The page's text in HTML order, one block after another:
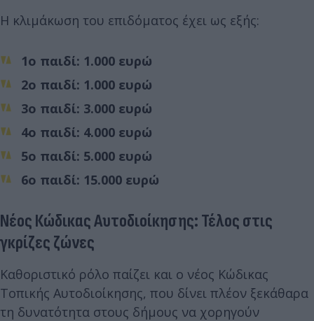
Η κλιμάκωση του επιδόματος έχει ως εξής:
1ο παιδί: 1.000 ευρώ
2ο παιδί: 1.000 ευρώ
3ο παιδί: 3.000 ευρώ
4ο παιδί: 4.000 ευρώ
5ο παιδί: 5.000 ευρώ
6ο παιδί: 15.000 ευρώ
Νέος Κώδικας Αυτοδιοίκησης: Τέλος στις
γκρίζες ζώνες
Καθοριστικό ρόλο παίζει και ο νέος Κώδικας
Τοπικής Αυτοδιοίκησης, που δίνει πλέον ξεκάθαρα
τη δυνατότητα στους δήμους να χορηγούν